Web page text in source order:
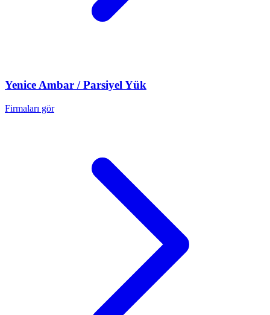
YeniceAmbar / Parsiyel Yük
Firmaları gör